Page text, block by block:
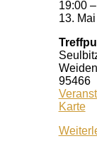
19:00 –
13.
95466
Karte